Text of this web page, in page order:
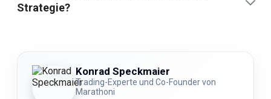
Strategie?
Konrad Speckmaier
Trading-Experte und Co-Founder von
Marathoni